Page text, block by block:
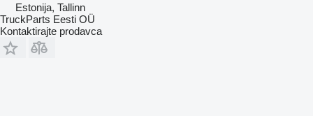
Estonija, Tallinn
TruckParts Eesti OÜ
Kontaktirajte prodavca